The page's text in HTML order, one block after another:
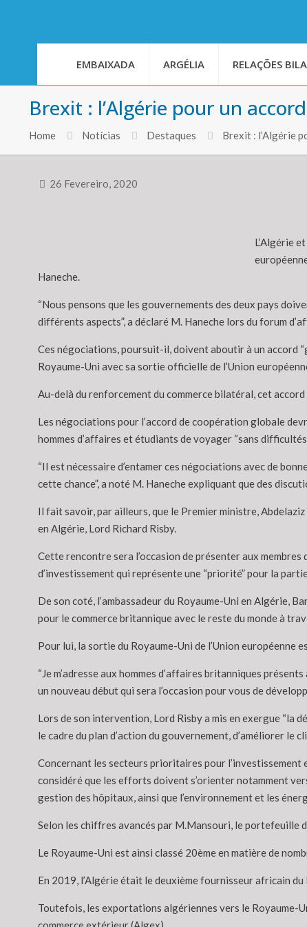
EMBAIXADA ARGÉLIA RELAÇÕES
Brexit : l’Algérie pour un
Home Notícias Destaques Brexit : l’Algérie
26 Fevereiro, 2020
L’Algérie
Haneche.
“Nous pensons que les gouvernements des deux pays
différents aspects”, a déclaré M. Haneche lors du forum
Ces négociations, poursuit-il, doivent aboutir à un accord
Royaume-Uni avec sa sortie officielle de l’Union
Au-delà du renforcement du commerce bilatéral, cet
Les négociations pour l’accord de coopération globale
hommes d’affaires et étudiants de voyager “sans
“Il est nécessaire d’entamer ces négociations avec de
cette chance”, a noté M. Haneche expliquant que des
Il fait savoir, par ailleurs, que le Premier ministre,
en Algérie, Lord Richard Risby.
Cette rencontre sera l’occasion de présenter aux
d’investissement qui représente une “priorité” pour la
De son coté, l’ambassadeur du Royaume-Uni en Algérie,
pour le commerce britannique avec le reste du monde à
Pour lui, la sortie du Royaume-Uni de l’Union européenne
“Je m’adresse aux hommes d’affaires britanniques
un nouveau début qui sera l’occasion pour vous de
Lors de son intervention, Lord Risby a mis en exergue “la
le cadre du plan d’action du gouvernement, d’améliorer
Concernant les secteurs prioritaires pour l’investissement
considéré que les efforts doivent s’orienter notamment
gestion des hôpitaux, ainsi que l’environnement et les
Selon les chiffres avancés par M.Mansouri, le portefeuille
Le Royaume-Uni est ainsi classé 20ème en matière de
En 2019, l’Algérie était le deuxième fournisseur africain
Toutefois, les exportations algériennes vers le Royaume-